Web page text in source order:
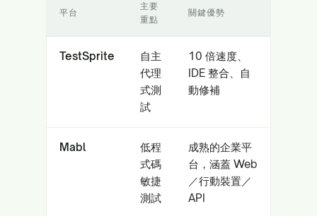
平台
主要
重點
關鍵優勢
TestSprite
自主
代理
式測
試
10 倍速度、
IDE 整合、自
動修補
Mabl
低程
式碼
敏捷
測試
成熟的企業平
台，涵蓋 Web
／行動裝置／
API